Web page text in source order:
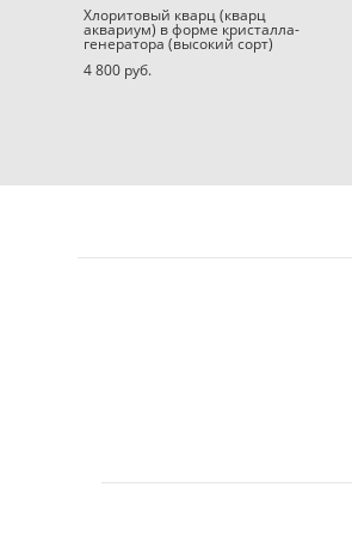
Хлоритовый кварц (кварц
аквариум) в форме кристалла-
генератора (высокий сорт)
4 800 pуб.